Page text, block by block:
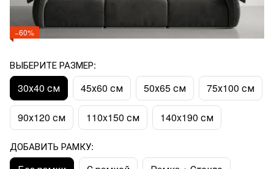
−60%
ВЫБЕРИТЕ РАЗМЕР:
30х40 см 45х60 см 50х65 см 75х100 см
90х120 см 110x150 см 140x190 см
ДОБАВИТЬ РАМКУ: